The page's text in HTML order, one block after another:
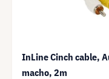
InLine Cinch cable,
macho, 2m